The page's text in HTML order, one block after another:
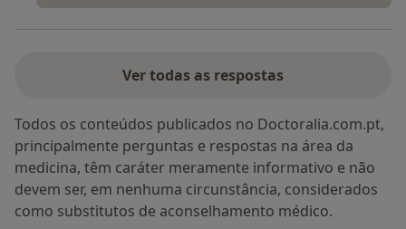
Ver todas as respostas
Todos os conteúdos publicados no Doctoralia.com.pt,
principalmente perguntas e respostas na área da
medicina, têm caráter meramente informativo e não
devem ser, em nenhuma circunstância, considerados
como substitutos de aconselhamento médico.